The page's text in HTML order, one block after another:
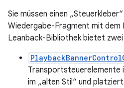
Sie müssen einen
Wiedergabe-Fragment mit dem
Leanback-Bibliothek bietet
Transportsteuerelemente
im „alten Stil“ und